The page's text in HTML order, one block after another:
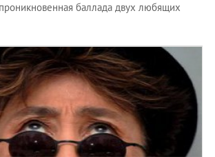
баллада двух любящих